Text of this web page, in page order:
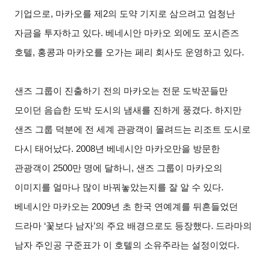
기업으로, 마카오를 제2의 도약 기지로 삼으려고 엄청난
자금을 투자하고 있다. 베네시안 마카오 외에도 포시즌즈
호텔, 홍콩과 마카오를 오가는 페리 회사도 운영하고 있다.
샌즈 그룹이 진출하기 전의 마카오는 전문 도박꾼들만
모이던 음습한 도박 도시의 냄새를 진하게 풍겼다. 하지만
샌즈 그룹 덕분에 전 세계 관광객이 몰려드는 리조트 도시로
다시 태어났다. 2008년 베네시안 마카오만을 방문한
관광객이 2500만 명에 달하니, 샌즈 그룹이 마카오의
이미지를 얼마나 많이 바꿔놓았는지를 잘 알 수 있다.
베네시안 마카오는 2009년 초 한국 연예계를 뒤흔들었던
드라마 ‘꽃보다 남자’의 주요 배경으로도 등장했다. 드라마의
남자 주인공 구준표가 이 호텔의 소유주라는 설정이었다.